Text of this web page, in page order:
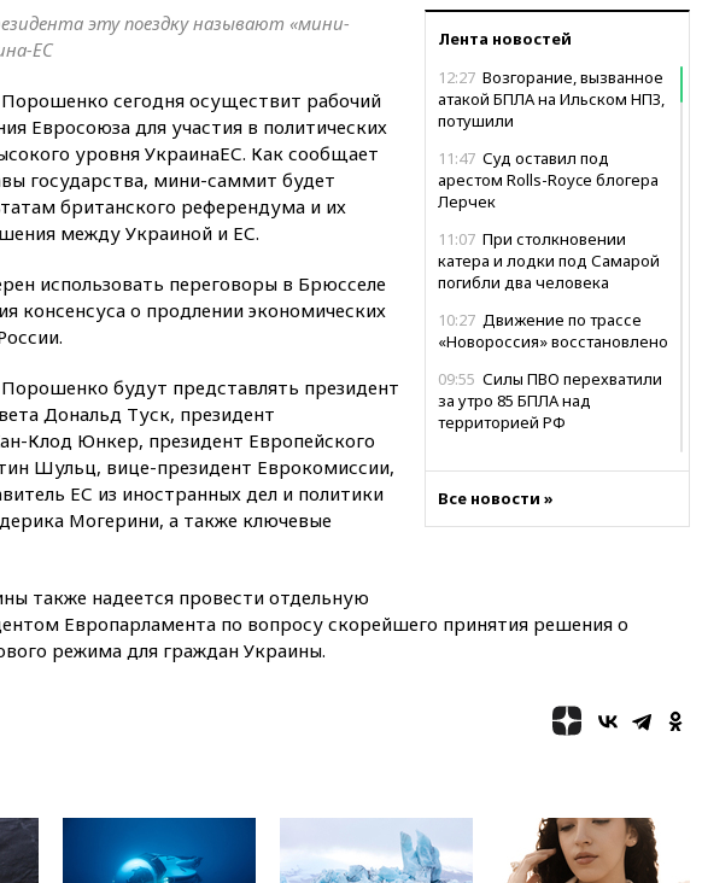
Лента новостей
12:27 Возгорание, вызванное
атакой БПЛА на Ильском НПЗ,
потушили
11:47 Суд оставил под
арестом Rolls-Royce блогера
Лерчек
11:07 При столкновении
катера и лодки под Самарой
погибли два человека
10:27 Движение по трассе
«Новороссия» восстановлено
09:55 Силы ПВО перехватили
за утро 85 БПЛА над
территорией РФ
обломков дрона
08:42Силы ПВО сбили почти
400 БПЛА над российскими
Лукашенко призвал
белорусов покупать избы в
авиатоплива в Европу
06:30
США и Колумбия
Все новости »
эту поездку называют «мини-
ЕС
сегодня осуществит рабочий
Евросоюза для участия в политических
уровня УкраинаЕС. Как сообщает
государства, мини-саммит будет
британского референдума и их
между Украиной и ЕС.
использовать переговоры в Брюсселе
консенсуса о продлении экономических
будут представлять президент
Дональд Туск, президент
Клод Юнкер, президент Европейского
Шульц, вице-президент Еврокомиссии,
ЕС из иностранных дел и политики
Могерини, а также ключевые
также надеется провести отдельную
Европарламента по вопросу скорейшего принятия решения о
режима для граждан Украины.